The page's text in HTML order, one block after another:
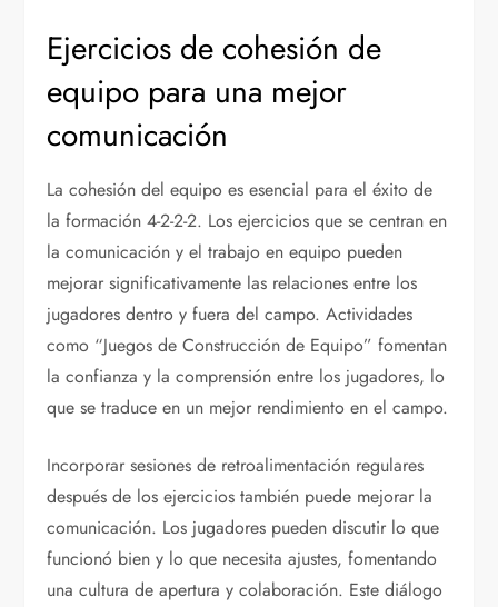
Ejercicios de cohesión de
equipo para una mejor
comunicación
La cohesión del equipo es esencial para el éxito de
la formación 4-2-2-2. Los ejercicios que se centran en
la comunicación y el trabajo en equipo pueden
mejorar significativamente las relaciones entre los
jugadores dentro y fuera del campo. Actividades
como “Juegos de Construcción de Equipo” fomentan
la confianza y la comprensión entre los jugadores, lo
que se traduce en un mejor rendimiento en el campo.
Incorporar sesiones de retroalimentación regulares
después de los ejercicios también puede mejorar la
comunicación. Los jugadores pueden discutir lo que
funcionó bien y lo que necesita ajustes, fomentando
una cultura de apertura y colaboración. Este diálogo